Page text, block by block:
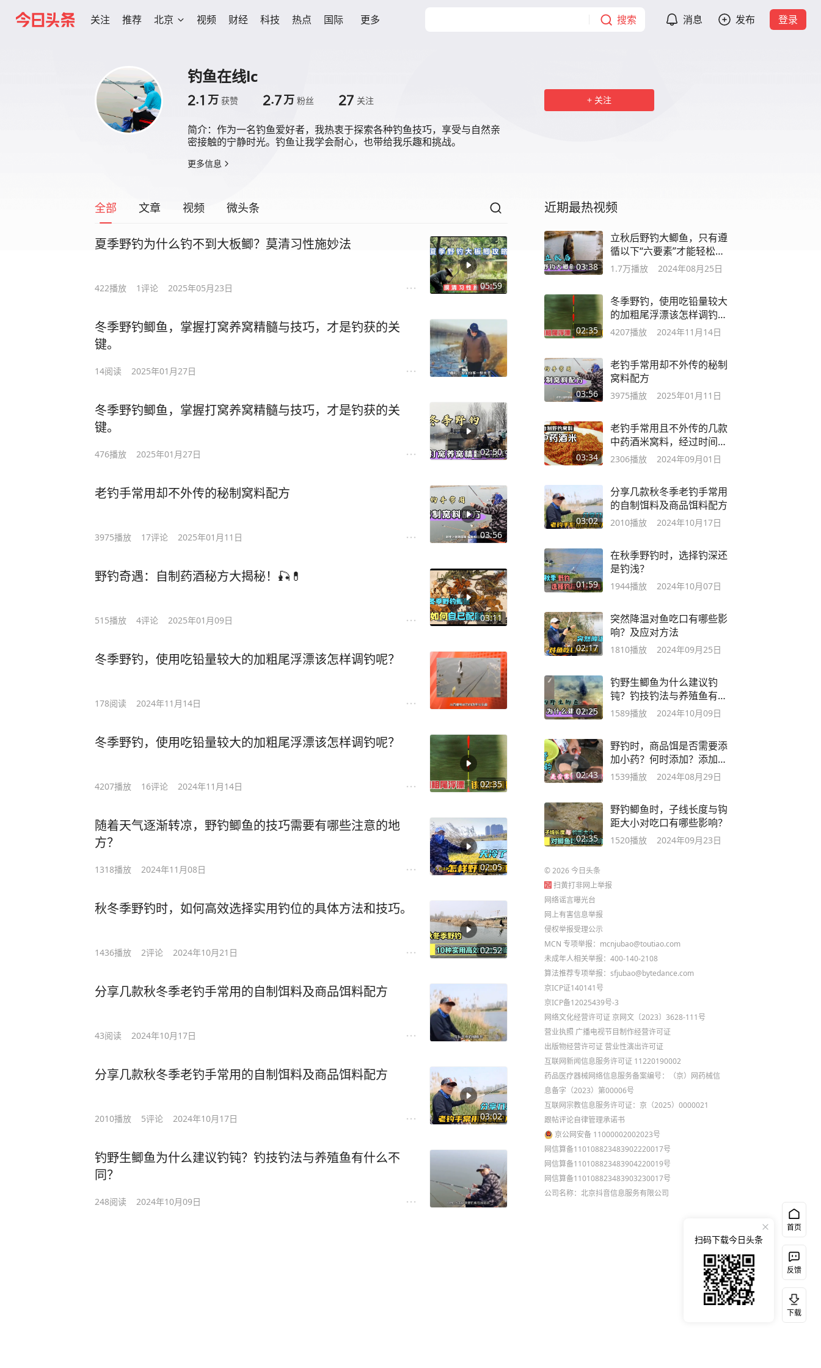
关注 推荐 北京 视频 财经 科技 热点 国际 更多 搜索 消息 发布 登录
钓鱼在线lc
2.1 万 获赞 2.7万 粉丝 27 关注
简介： 作为一名钓鱼爱好者，我热衷于探索各种钓鱼技巧，享受与自然亲
密接触的宁静时光。钓鱼让我学会耐心，也带给我乐趣和挑战。
更多信息
关注
全部 文章 视频 微头条
05:59
夏季野钓为什么钓不到大板鲫？莫清习性施妙法
422播放 1评论 2025年05月23日
冬季野钓鲫鱼，掌握打窝养窝精髓与技巧，才是钓获的关
键。
14阅读 2025年01月27日
02:50
冬季野钓鲫鱼，掌握打窝养窝精髓与技巧，才是钓获的关
键。
476播放 2025年01月27日
03:56
老钓手常用却不外传的秘制窝料配方
3975播放 17评论 2025年01月11日
03:11
野钓奇遇：自制药酒秘方大揭秘！🎣💊
515播放 4评论 2025年01月09日
冬季野钓，使用吃铅量较大的加粗尾浮漂该怎样调钓呢？
178阅读 2024年11月14日
02:35
冬季野钓，使用吃铅量较大的加粗尾浮漂该怎样调钓呢？
4207播放 16评论 2024年11月14日
02:05
随着天气逐渐转凉，野钓鲫鱼的技巧需要有哪些注意的地
方？
1318播放 2024年11月08日
02:52
秋冬季野钓时，如何高效选择实用钓位的具体方法和技巧。
1436播放 2评论 2024年10月21日
分享几款秋冬季老钓手常用的自制饵料及商品饵料配方
43阅读 2024年10月17日
03:02
分享几款秋冬季老钓手常用的自制饵料及商品饵料配方
2010播放 5评论 2024年10月17日
钓野生鲫鱼为什么建议钓钝？钓技钓法与养殖鱼有什么不
同？
248阅读 2024年10月09日
近期最热视频
03:38
立秋后野钓大鲫鱼，只有遵
循以下“六要素”才能轻松爆
护
1.7万播放 2024年08月25日
02:35
冬季野钓，使用吃铅量较大
的加粗尾浮漂该怎样调钓
呢？
4207播放 2024年11月14日
03:56
老钓手常用却不外传的秘制
窝料配方
3975播放 2025年01月11日
03:34
老钓手常用且不外传的几款
中药酒米窝料，经过时间验
证，值得收藏
2306播放 2024年09月01日
03:02
分享几款秋冬季老钓手常用
的自制饵料及商品饵料配方
2010播放 2024年10月17日
01:59
在秋季野钓时，选择钓深还
是钓浅？
1944播放 2024年10月07日
02:17
突然降温对鱼吃口有哪些影
响？及应对方法
1810播放 2024年09月25日
02:25
钓野生鲫鱼为什么建议钓
钝？钓技钓法与养殖鱼有什
么不同？
1589播放 2024年10月09日
02:43
野钓时，商品饵是否需要添
加小药？何时添加？添加后
有哪些作用？
1539播放 2024年08月29日
02:35
野钓鲫鱼时，子线长度与钩
距大小对吃口有哪些影响？
1520播放 2024年09月23日
©2026今日头条
扫黄打非网上举报
网络谣言曝光台
网上有害信息举报
侵权举报受理公示
MCN 专项举报：mcnjubao@toutiao.com
未成年人相关举报：400-140-2108
算法推荐专项举报：sfjubao@bytedance.com
京ICP证140141号
京ICP备12025439号-3
网络文化经营许可证 京网文〔2023〕3628-111号
营业执照 广播电视节目制作经营许可证
出版物经营许可证 营业性演出许可证
互联网新闻信息服务许可证 11220190002
药品医疗器械网络信息服务备案编号：（京）网药械信
息备字（2023）第00006号
互联网宗教信息服务许可证：京（2025）0000021
跟帖评论自律管理承诺书
京公网安备 11000002002023号
网信算备110108823483902220017号
网信算备110108823483904220019号
网信算备110108823483903230017号
公司名称：北京抖音信息服务有限公司
首页
反馈
下载
扫码下载今日头条